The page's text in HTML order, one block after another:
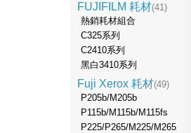
FUJIFILM 耗材(41)
熱銷耗材組合
C325系列
C2410系列
黑白3410系列
Fuji Xerox 耗材(49)
P205b/M205b
P115b/M115b/M115fs
P225/P265/M225/M265